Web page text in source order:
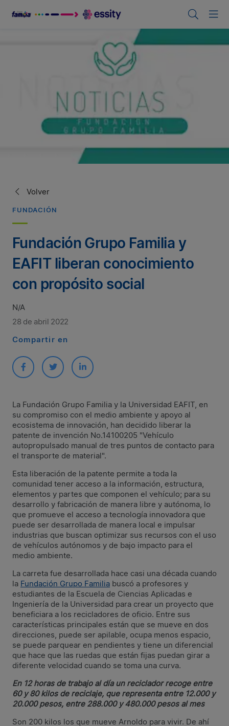
Volver
FUNDACIÓN
Fundación Grupo Familia y
EAFIT liberan conocimiento
con propósito social
N/A
28 de abril 2022
Compartir en
La Fundación Grupo Familia y la Universidad EAFIT, en
su compromiso con el medio ambiente y apoyo al
ecosistema de innovación, han decidido liberar la
patente de invención No.14100205 "Vehículo
autopropulsado manual de tres puntos de contacto para
el transporte de material".
Esta liberación de la patente permite a toda la
comunidad tener acceso a la información, estructura,
elementos y partes que componen el vehículo; para su
desarrollo y fabricación de manera libre y autónoma, lo
que promueve el acceso a tecnología innovadora que
puede ser desarrollada de manera local e impulsar
industrias que buscan optimizar sus recursos con el uso
de vehículos autónomos y de bajo impacto para el
medio ambiente.
La carreta fue desarrollada hace casi una década cuando
la Fundación Grupo Familia buscó a profesores y
estudiantes de la Escuela de Ciencias Aplicadas e
Ingeniería de la Universidad para crear un proyecto que
beneficiara a los recicladores de oficio. Entre sus
características principales están que se mueve en dos
direcciones, puede ser apilable, ocupa menos espacio,
se puede parquear en pendientes y tiene un diferencial
que hace que las ruedas que están fijas puedan girar a
diferente velocidad cuando se toma una curva.
En 12 horas de trabajo al día un reciclador recoge entre
60 y 80 kilos de reciclaje, que representa entre 12.000 y
20.000 pesos, entre 288.000 y 480.000 pesos al mes
Son 200 kilos los que mueve Arnoldo para vivir. De ahí